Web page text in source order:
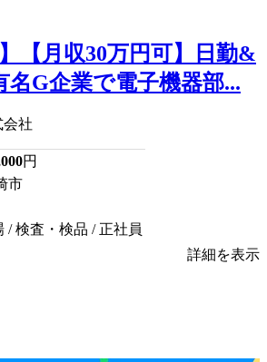
】【月収30万円可】日勤&
名G企業で電子機器部...
社
円
市
/ 検査・検品 / 正社員
詳細を表示